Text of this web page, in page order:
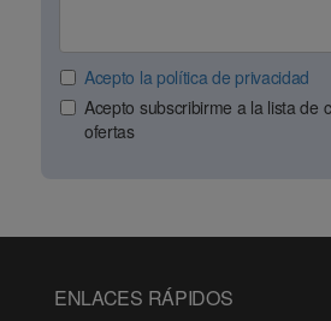
Acepto la política de privacidad
Acepto subscribirme a la lista de
ofertas
ENLACES RÁPIDOS